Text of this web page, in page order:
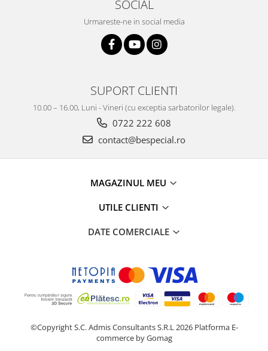
SOCIAL
Urmareste-ne in social media
SUPORT CLIENTI
10.00 – 16.00, Luni - Vineri (cu exceptia sarbatorilor legale).
0722 222 608
contact@bespecial.ro
MAGAZINUL MEU
UTILE CLIENTI
DATE COMERCIALE
©Copyright S.C. Admis Consultants S.R.L 2026 Platforma E-
commerce by Gomag